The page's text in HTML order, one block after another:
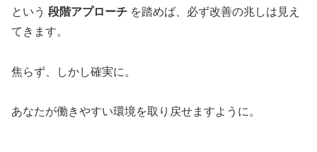
という 段階アプローチ を踏めば、必ず改善の兆しは見え
てきます。
焦らず、しかし確実に。
あなたが働きやすい環境を取り戻せますように。